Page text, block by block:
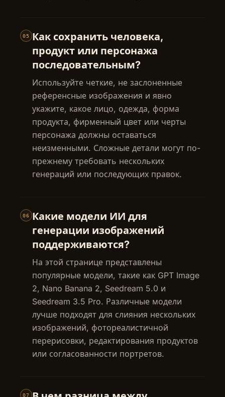
05
Как сохранить человека,
продукт или персонажа
последовательным?
Используйте четкие, не заслоненные
референсные изображения и явно
укажите, какое лицо, одежда, форма
продукта, фирменный цвет или черты
персонажа должны оставаться
неизменными. Сложные детали могут по-
прежнему требовать нескольких
генераций или последующих правок.
06
Какие модели ИИ для
генерации изображений
поддерживаются?
На этой странице представлены
популярные модели, такие как GPT Image
2, Nano Banana 2, Seedream 5.0 и
Seedream 3.5 Pro. Различные модели
лучше подходят для слияния нескольких
изображений, фотореалистичной
перерисовки, редактирования продуктов
или согласованности портретов.
07